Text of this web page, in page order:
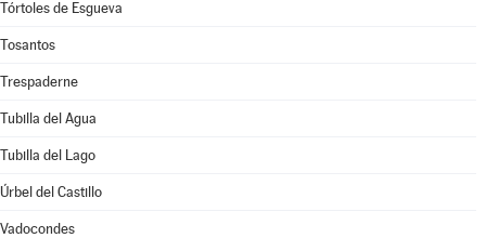
Tórtoles de Esgueva
Tosantos
Trespaderne
Tubilla del Agua
Tubilla del Lago
Úrbel del Castillo
Vadocondes